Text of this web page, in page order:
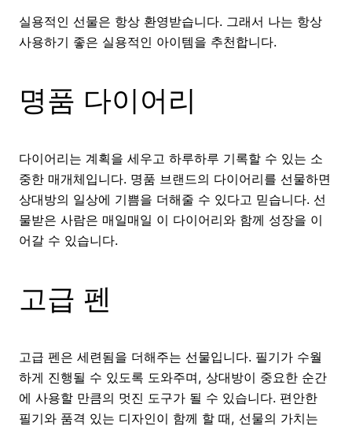
실용적인 선물은 항상 환영받습니다. 그래서 나는 항상
사용하기 좋은 실용적인 아이템을 추천합니다.
명품 다이어리
다이어리는 계획을 세우고 하루하루 기록할 수 있는 소
중한 매개체입니다. 명품 브랜드의 다이어리를 선물하면
상대방의 일상에 기쁨을 더해줄 수 있다고 믿습니다. 선
물받은 사람은 매일매일 이 다이어리와 함께 성장을 이
어갈 수 있습니다.
고급 펜
고급 펜은 세련됨을 더해주는 선물입니다. 필기가 수월
하게 진행될 수 있도록 도와주며, 상대방이 중요한 순간
에 사용할 만큼의 멋진 도구가 될 수 있습니다. 편안한
필기와 품격 있는 디자인이 함께 할 때, 선물의 가치는